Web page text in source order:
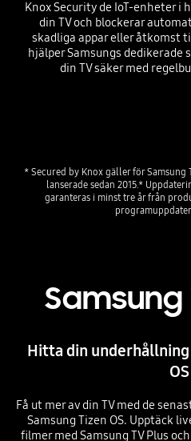
Knox Security de IoT-enheter
din TV och blockerar
skadliga appar eller åtkomst
hjälper Samsungs
din TV säker med
* Secured by Knox gäller för Samsung
lanserade sedan 2015.*
garanteras i minst tre år från
Samsung
Hitta din underhållning
OS
Få ut mer av din TV med de
Samsung Tizen OS. Upptäck
filmer med Samsung TV Plus